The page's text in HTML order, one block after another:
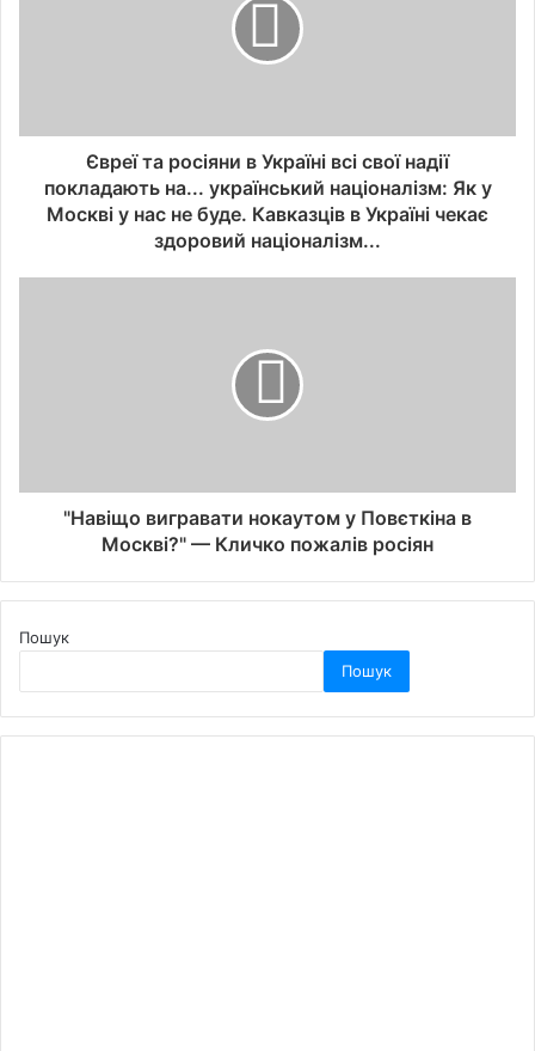
Євреї та росіяни в Україні всі свої надії
покладають на... український націоналізм: Як у
Москві у нас не буде. Кавказців в Україні чекає
здоровий націоналізм...
"Навіщо вигравати нокаутом у Повєткіна в
Москві?" — Кличко пожалів росіян
Пошук
Пошук